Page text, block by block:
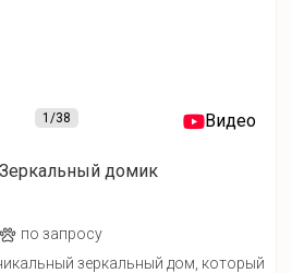
1/38 Видео
домик
по запросу
зеркальный дом, который